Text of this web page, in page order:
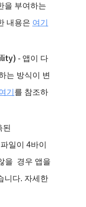
을 부여하는
내용은 여기
- 앱이 다
는 방식이 변
기 를 참조하
된
일이 4바이
을 경우 앱을
니다. 자세한